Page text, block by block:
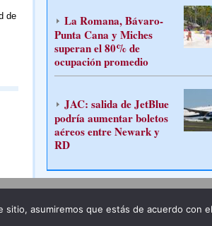
de
La Romana, Bávaro-
Punta Cana y Miches
superan el 80% de
ocupación promedio
JAC: salida de JetBlue
podría aumentar boletos
aéreos entre Newark y
RD
asumiremos que estás de acuerdo con